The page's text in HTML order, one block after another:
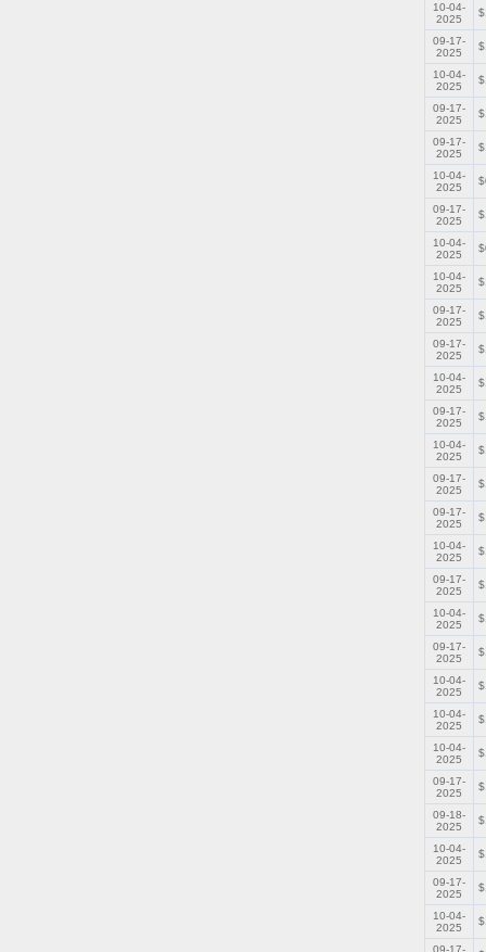
10-04-
2025
09-17-
2025
10-04-
2025
09-17-
2025
09-17-
2025
10-04-
2025
09-17-
2025
10-04-
2025
10-04-
2025
09-17-
2025
09-17-
2025
10-04-
2025
09-17-
2025
10-04-
2025
09-17-
2025
09-17-
2025
10-04-
2025
09-17-
2025
10-04-
2025
09-17-
2025
10-04-
2025
10-04-
2025
10-04-
2025
09-17-
2025
09-18-
2025
10-04-
2025
09-17-
2025
10-04-
2025
09-17-